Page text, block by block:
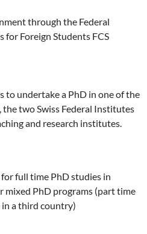
12276: Swiss Government
through the Federal
for Foreign Students FCS
to undertake a PhD in one of the
the two Swiss Federal Institutes
and research institutes.
full time PhD studies in
mixed PhD programs (part time
a third country)